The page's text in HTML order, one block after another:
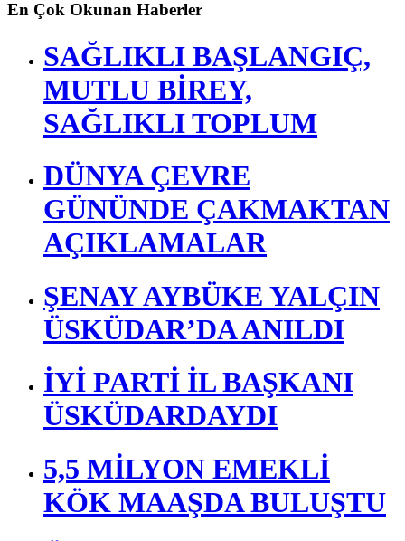
En Çok Okunan Haberler
SAĞLIKLI BAŞLANGIÇ,
MUTLU BİREY,
SAĞLIKLI TOPLUM
DÜNYA ÇEVRE
GÜNÜNDE ÇAKMAKTAN
AÇIKLAMALAR
ŞENAY AYBÜKE YALÇIN
ÜSKÜDAR’DA ANILDI
İYİ PARTİ İL BAŞKANI
ÜSKÜDARDAYDI
5,5 MİLYON EMEKLİ
KÖK MAAŞDA BULUŞTU